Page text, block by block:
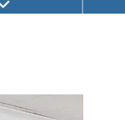
Öppna undermeny